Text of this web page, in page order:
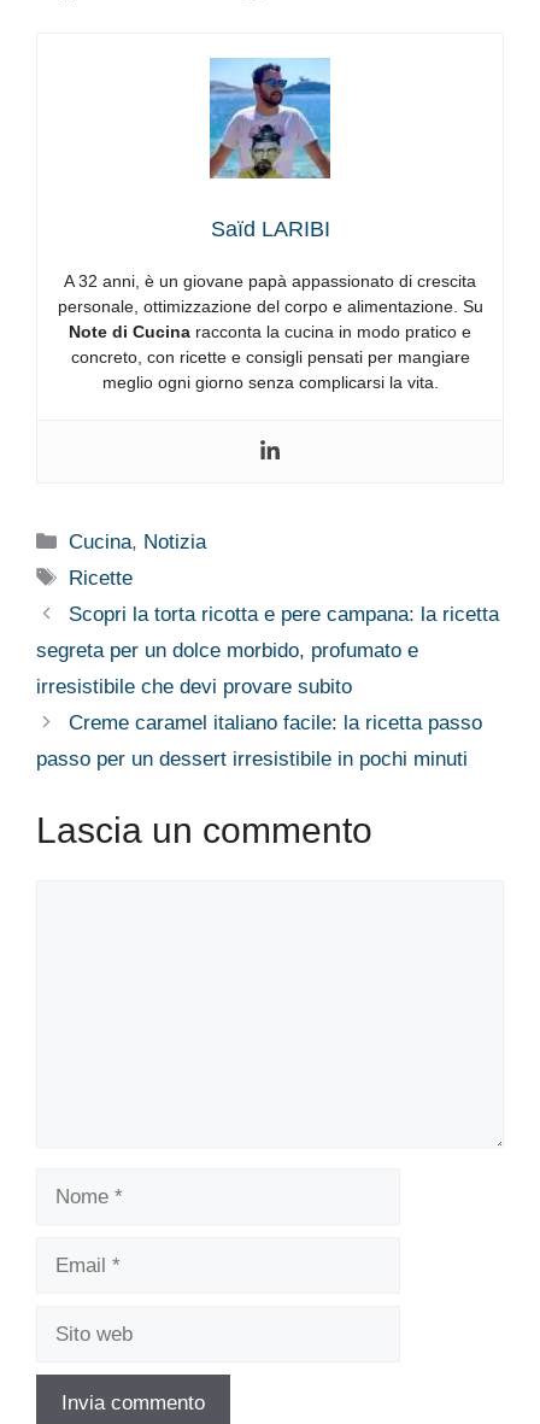
Saïd LARIBI
A 32 anni, è un giovane papà appassionato di crescita
personale, ottimizzazione del corpo e alimentazione. Su
Note di Cucina racconta la cucina in modo pratico e
concreto, con ricette e consigli pensati per mangiare
meglio ogni giorno senza complicarsi la vita.
Categorie
Cucina, Notizia
Tag
Ricette
Scopri la torta ricotta e pere campana: la ricetta
segreta per un dolce morbido, profumato e
irresistibile che devi provare subito
Creme caramel italiano facile: la ricetta passo
passo per un dessert irresistibile in pochi minuti
Lascia un commento